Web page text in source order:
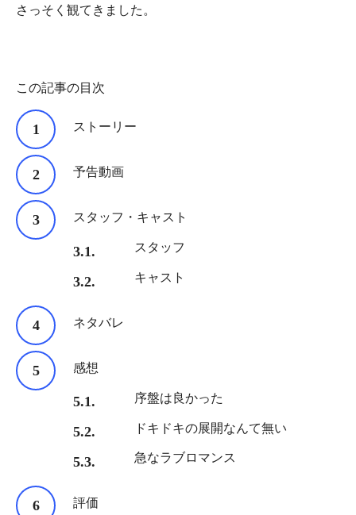
さっそく観てきました。
この記事の目次
ストーリー
予告動画
スタッフ・キャスト
スタッフ
キャスト
ネタバレ
感想
序盤は良かった
ドキドキの展開なんて無い
急なラブロマンス
評価